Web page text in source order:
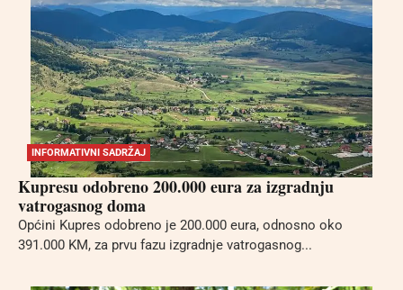
INFORMATIVNI SADRŽAJ
Kupresu odobreno 200.000 eura za izgradnju
vatrogasnog doma
Općini Kupres odobreno je 200.000 eura, odnosno oko
391.000 KM, za prvu fazu izgradnje vatrogasnog...